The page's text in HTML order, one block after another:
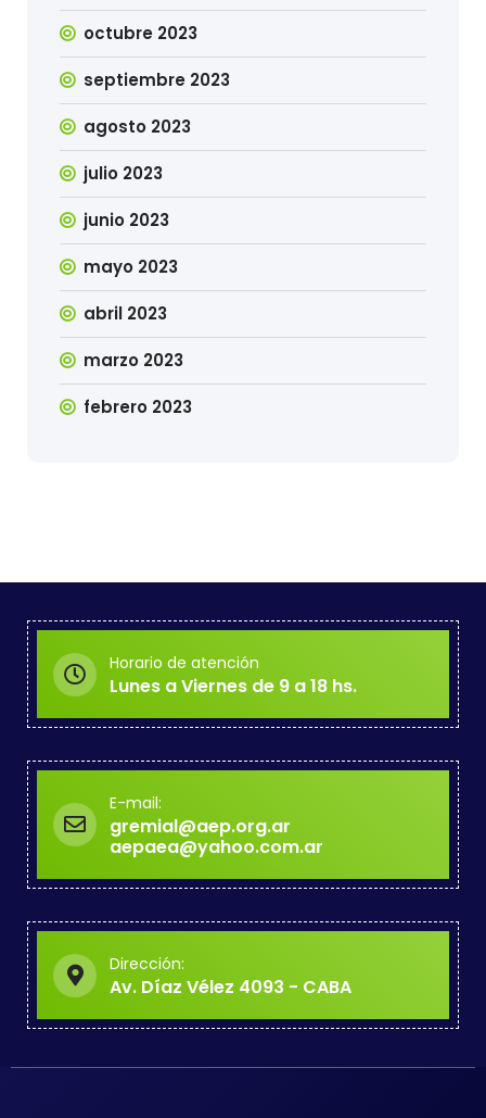
octubre 2023
septiembre 2023
agosto 2023
julio 2023
junio 2023
mayo 2023
abril 2023
marzo 2023
febrero 2023
Horario de atención
Lunes a Viernes de 9 a 18 hs.
E-mail:
gremial@aep.org.ar
aepaea@yahoo.com.ar
Dirección:
Av. Díaz Vélez 4093 - CABA